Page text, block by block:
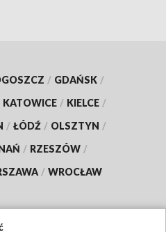
/ GDAŃSK /
KATOWICE / KIELCE /
/ ŁÓDŹ / OLSZTYN /
/ RZESZÓW /
/ WROCŁAW